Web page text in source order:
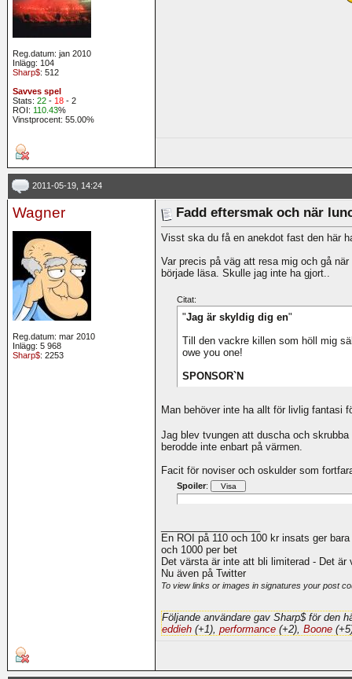
Reg.datum: jan 2010
Inlägg: 104
Sharp$: 512
Savves spel
Stats: 22 - 18 - 2
ROI: 110.43%
Vinstprocent: 55.00%
2011-05-19, 14:24
Wagner
Reg.datum: mar 2010
Inlägg: 5 968
Sharp$: 2253
Fadd eftersmak och när
Visst ska du få en anekdot fast den här
Var precis på väg att resa mig och gå
började läsa. Skulle jag inte ha gjort..
Citat:
"Jag är skyldig dig en"
Till den vackre killen som höll mig
owe you one!
SPONSOR`N
Man behöver inte ha allt för livlig fantasi
Jag blev tvungen att duscha och
berodde inte enbart på värmen.
Facit för noviser och oskulder som
Spoiler:
En ROI på 110 och 100 kr insats ger
och 1000 per bet
Det värsta är inte att bli limiterad - Det är
Nu även på Twitter
To view links or images in signatures your post
Följande användare gav Sharp$ för den
eddieh (+1), performance (+2), Boone